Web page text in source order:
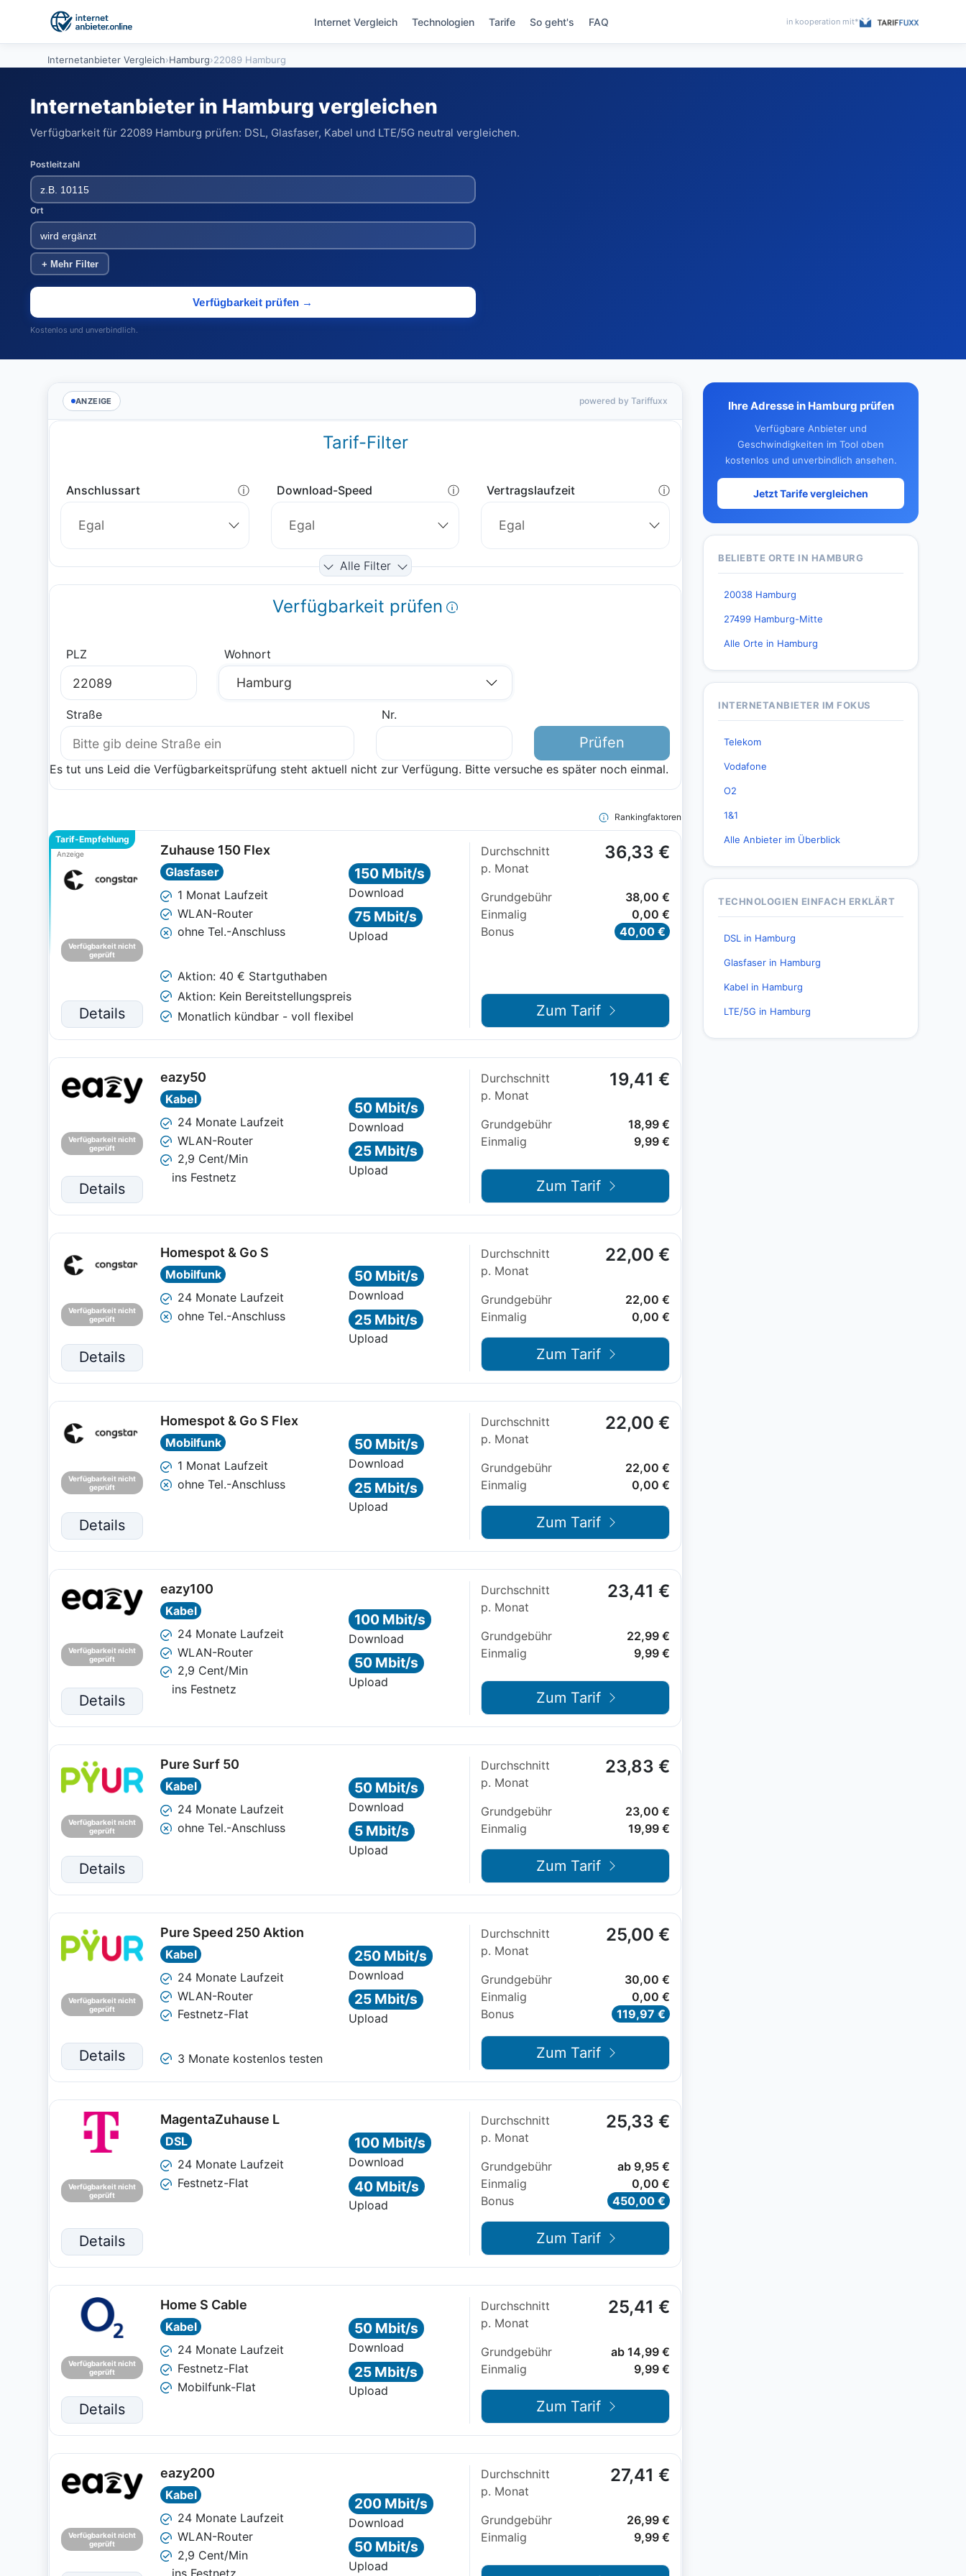
Internet Vergleich Technologien Tarife So geht's FAQ in kooperation mit*
Internetanbieter Vergleich›Hamburg›22089 Hamburg
Internetanbieter in Hamburg vergleichen
Verfügbarkeit für 22089 Hamburg prüfen: DSL, Glasfaser, Kabel und LTE/5G neutral vergleichen.
Postleitzahl
Ort
+ Mehr Filter
Verfügbarkeit prüfen →
Kostenlos und unverbindlich.
ANZEIGE powered by Tariffuxx Ihre Adresse in Hamburg prüfen
Verfügbare Anbieter und
Geschwindigkeiten im Tool oben
kostenlos und unverbindlich ansehen.
Jetzt Tarife vergleichen
BELIEBTE ORTE IN HAMBURG
20038 Hamburg
27499 Hamburg-Mitte
Alle Orte in Hamburg
INTERNETANBIETER IM FOKUS
Telekom
Vodafone
O2
1&1
Alle Anbieter im Überblick
TECHNOLOGIEN EINFACH ERKLÄRT
DSL in Hamburg
Glasfaser in Hamburg
Kabel in Hamburg
LTE/5G in Hamburg